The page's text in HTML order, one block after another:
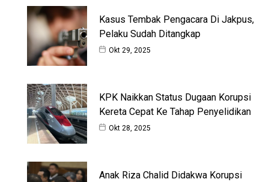
Kasus Tembak Pengacara Di Jakpus,
Pelaku Sudah Ditangkap
Okt 29, 2025
KPK Naikkan Status Dugaan Korupsi
Kereta Cepat Ke Tahap Penyelidikan
Okt 28, 2025
Anak Riza Chalid Didakwa Korupsi